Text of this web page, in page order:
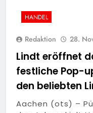
HANDEL
Redaktion 28.
Lindt eröffnet
festliche Pop-
den beliebten
Aachen (ots) –